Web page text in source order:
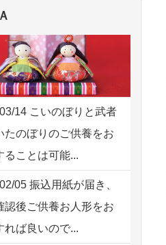
03 21:17
08/02 18:47
の方からお申込み
02 11:15
の方からお申込み
02 10:39
の方からお申込み
02 09:15
の方からお申込み
、...
02 NEW
祖母の人形
際も利用させていただ
感がある
お人形の仕
ども丁寧に行う様子か
切...
供養の内容（料金
方等）がとても丁寧に
Ｑ＆Ａ
14 こいのぼりと武者
たのぼりのご供養をお
ることは可能...
05 振込用紙が届き、
認後ご供養お人形をお
れば良いので...